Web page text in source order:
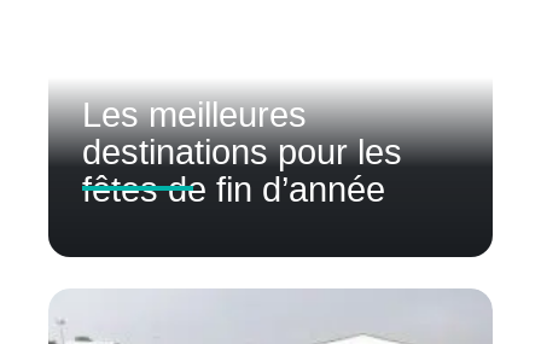
Les meilleures
destinations pour les
fêtes de fin d’année